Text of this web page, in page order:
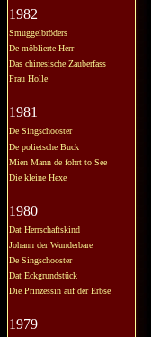
1982
Smuggelbröders
De möblierte Herr
Das chinesische Zauberfass
Frau Holle
1981
De Singschooster
De polietsche Buck
Mien Mann de fohrt to See
Die kleine Hexe
1980
Dat Herrschaftskind
Johann der Wunderbare
De Singschooster
Dat Eckgrundstück
Die Prinzessin auf der Erbse
1979